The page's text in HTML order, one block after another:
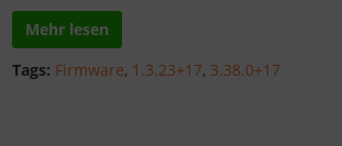
Mehr lesen
Tags: Firmware, 1.3.23+17, 3.38.0+17